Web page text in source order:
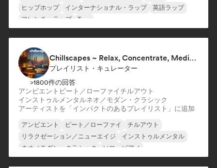
ヒップホップ
インターナショナル・ラップ
英語ラップ
フレンチ・ラップ
Trap
Chillscapes ~ Relax, Concentrate, Meditate, Sleep, Dream
プレイリスト・キュレーター
>1800件の回答
アンビエント ビート／ローファイチルアウト
インストゥルメンタルネオ／モダン・クラシック
アーティストを「インパクトのあるプレイリスト」に追加
アンビエント ビート／ローファイ
チルアウト
リラクゼーション／ニューエイジ
インストゥルメンタル
ネオ／モダン・クラシック
ソロ・ピアノ